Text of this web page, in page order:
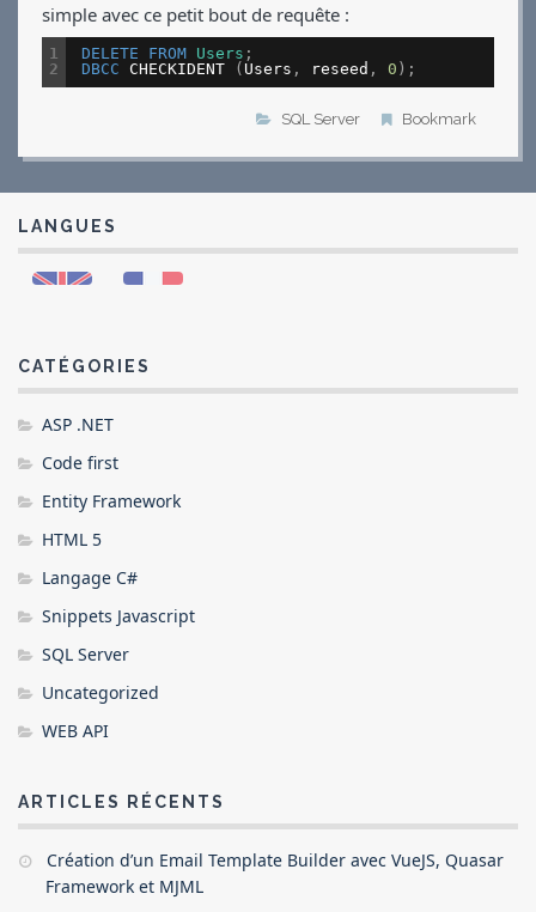
simple avec ce petit bout de requête :
1
2
DELETE FROM Users ;
DBCC
CHECKIDENT ( Users , reseed , 0 ) ;
SQL Server Bookmark
LANGUES
CATÉGORIES
ASP .NET
Code first
Entity Framework
HTML 5
Langage C#
Snippets Javascript
SQL Server
Uncategorized
WEB API
ARTICLES RÉCENTS
Création d’un Email Template Builder avec VueJS, Quasar
Framework et MJML